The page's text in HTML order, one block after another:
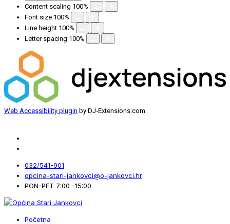
Content scaling 100%
Font size 100%
Line height 100%
Letter spacing 100%
Web Accessibility plugin by DJ-Extensions.com
032/541-901
opcina-stari-jankovci@o-jankovci.hr
PON-PET 7:00 -15:00
Početna